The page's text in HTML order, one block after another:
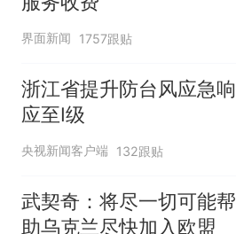
界面新闻 1757跟贴
浙江省提升防台风应急响
应至Ⅰ级
央视新闻客户端 132跟贴
武契奇：将尽一切可能帮
助乌克兰尽快加入欧盟